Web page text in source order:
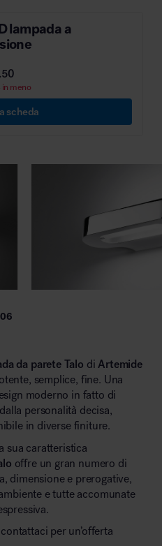
lampada a
meno
scheda
da parete Talo diArtemide
semplice, fine. Una
moderno in fatto di
personalità decisa,
in diverse finiture.
sua caratteristica
offre un gran numero di
dimensione e prerogative,
e tutte accomunate
per un’offerta